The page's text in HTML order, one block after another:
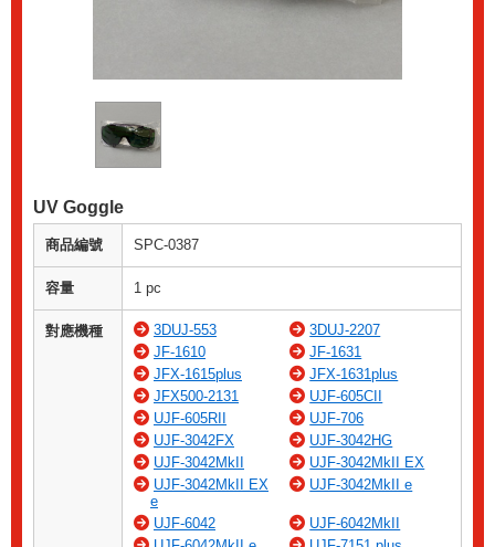
UV Goggle
商品編號 SPC-0387
容量 1 pc
對應機種 3DUJ-553
3DUJ-2207
JF-1610
JF-1631
JFX-1615plus
JFX-1631plus
JFX500-2131
UJF-605CII
UJF-605RII
UJF-706
UJF-3042FX
UJF-3042HG
UJF-3042MkII
UJF-3042MkII EX
UJF-3042MkII EX
e
UJF-3042MkII e
UJF-6042
UJF-6042MkII